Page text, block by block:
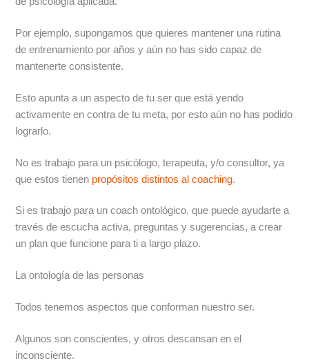
Por ejemplo, supongamos que quieres mantener una rutina
de entrenamiento por años y aún no has sido capaz de
mantenerte consistente.
Esto apunta a un aspecto de tu ser que está yendo
activamente en contra de tu meta, por esto aún no has podido
lograrlo.
No es trabajo para un psicólogo, terapeuta, y/o consultor, ya
que estos tienen propósitos distintos al coaching.
Si es trabajo para un coach ontológico, que puede ayudarte a
través de escucha activa, preguntas y sugerencias, a crear
un plan que funcione para ti a largo plazo.
La ontología de las personas
Todos tenemos aspectos que conforman nuestro ser.
Algunos son conscientes, y otros descansan en el
inconsciente.